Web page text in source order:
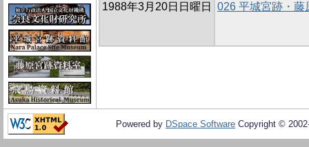
1988年3月20日日曜日 026 平城宮跡・藤
Powered by DSpace Software Copyright ©